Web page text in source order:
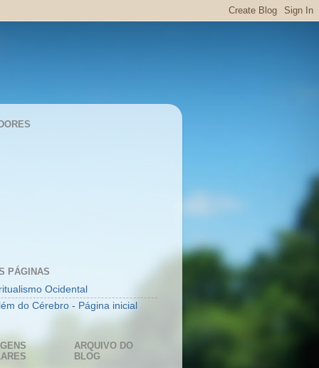
PÁGINAS
Ocidental
do Cérebro - Página inicial
ARQUIVO DO
BLOG